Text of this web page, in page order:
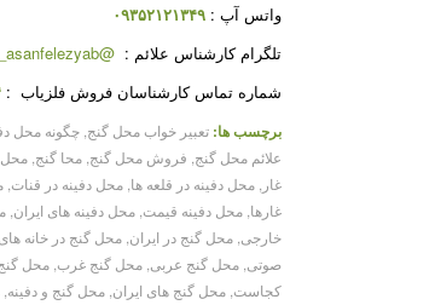
واتس آپ : ۰۹۳۵۲۱۲۱۳۴۹
تلگرام کارشناس علائم : @karshenas_asanfelezyab
شماره تماس کارشناسان فروش فلزیاب :
برچسب ها: تعبیر خواب محل گنج چگونه محل
علائم محل گنج فروش محل گنج محا گنج محل
غار
محل دفینه در قلعه ها محل دفینه در قنات
غارها محل دفینه قیمت محل دفینه های ایران
خارجی محل گنج در ایران محل گنج در خانه
صوتی محل گنج عربی محل گنج غرب محل
کجاست محل گنج های ایران محل گنج و دفینه